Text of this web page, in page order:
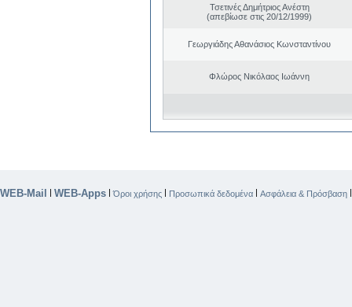
Τσετινές Δημήτριος Ανέστη
(απεβίωσε στις 20/12/1999)
Γεωργιάδης Αθανάσιος Κωνσταντίνου
Φλώρος Νικόλαος Ιωάννη
WEB-Mail | WEB-Apps |Όροι χρήσης | Προσωπικά δεδομένα | Ασφάλεια & Πρόσβαση